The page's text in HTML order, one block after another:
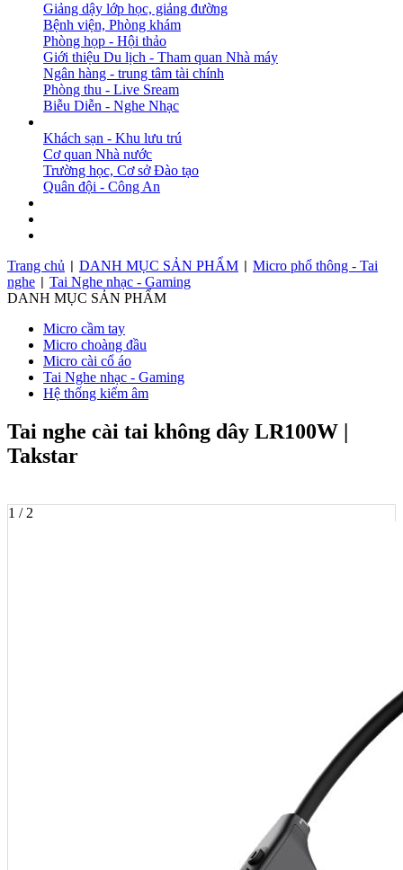
Giảng dậy lớp học, giảng đường
Bệnh viện, Phòng khám
Phòng họp - Hội thảo
Giới thiệu Du lịch - Tham quan Nhà máy
Ngân hàng - trung tâm tài chính
Phòng thu - Live Sream
Biễu Diễn - Nghe Nhạc
Khách sạn - Khu lưu trú
Cơ quan Nhà nước
Trường học, Cơ sở Đào tạo
Quân đội - Công An
Trang chủ
DANH MỤC SẢN PHẨM
Micro phổ thông - Tai
nghe
Tai Nghe nhạc - Gaming
DANH MỤC SẢN PHẨM
Micro cầm tay
Micro choàng đầu
Micro cài cổ áo
Tai Nghe nhạc - Gaming
Hệ thống kiểm âm
Tai nghe cài tai không dây LR100W |
Takstar
1 / 2